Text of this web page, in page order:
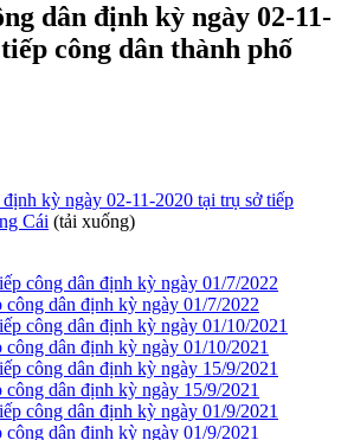
dân định kỳ ngày 02-11-
công dân thành phố
kỳ ngày 02-11-2020 tại trụ sở tiếp
Cái (tải xuống)
dân định kỳ ngày 01/7/2022
dân định kỳ ngày 01/10/2021
dân định kỳ ngày 15/9/2021
dân định kỳ ngày 01/9/2021